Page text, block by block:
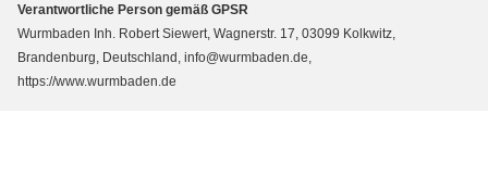
Verantwortliche Person gemäß GPSR
Wurmbaden Inh. Robert Siewert, Wagnerstr. 17, 03099 Kolkwitz,
Brandenburg, Deutschland, info@wurmbaden.de,
https://www.wurmbaden.de